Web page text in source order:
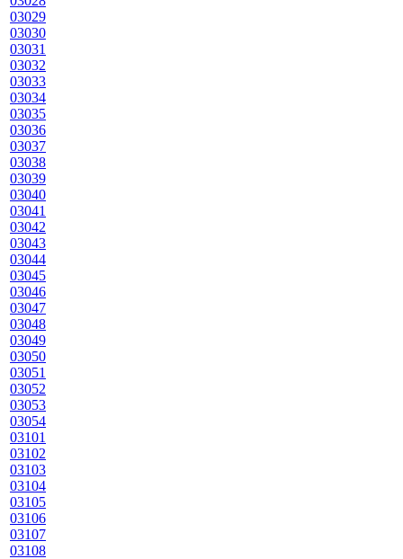
03029
03030
03031
03032
03033
03034
03035
03036
03037
03038
03039
03040
03041
03042
03043
03044
03045
03046
03047
03048
03049
03050
03051
03052
03053
03054
03101
03102
03103
03104
03105
03106
03107
03108